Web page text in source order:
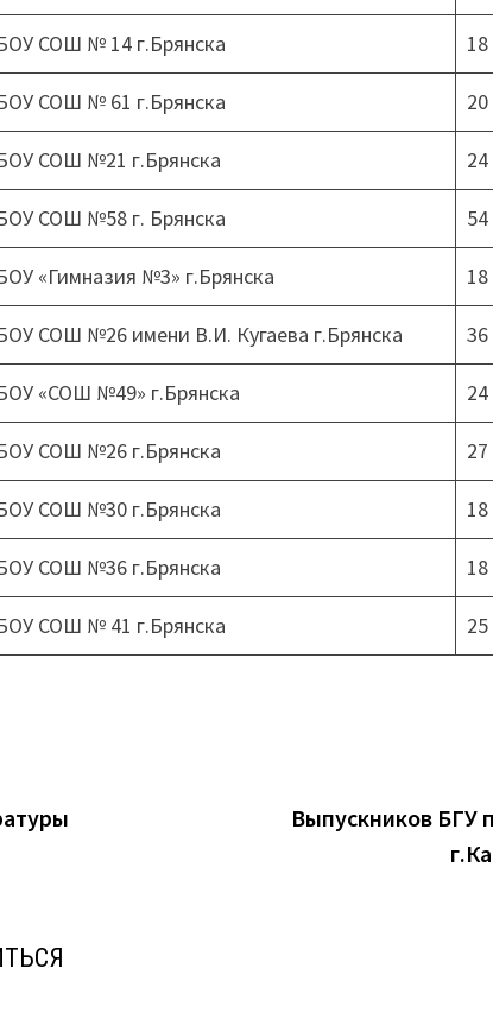
СОШ № 14 г.Брянска 18
СОШ № 61 г.Брянска 20
СОШ №21 г.Брянска 24
СОШ №58 г. Брянска 54
«Гимназия №3» г.Брянска 18
СОШ №26 имени В.И. Кугаева г.Брянска 36
«СОШ №49» г.Брянска 24
СОШ №26 г.Брянска 27
СОШ №30 г.Брянска 18
СОШ №36 г.Брянска 18
СОШ № 41 г.Брянска 25
Выпускников